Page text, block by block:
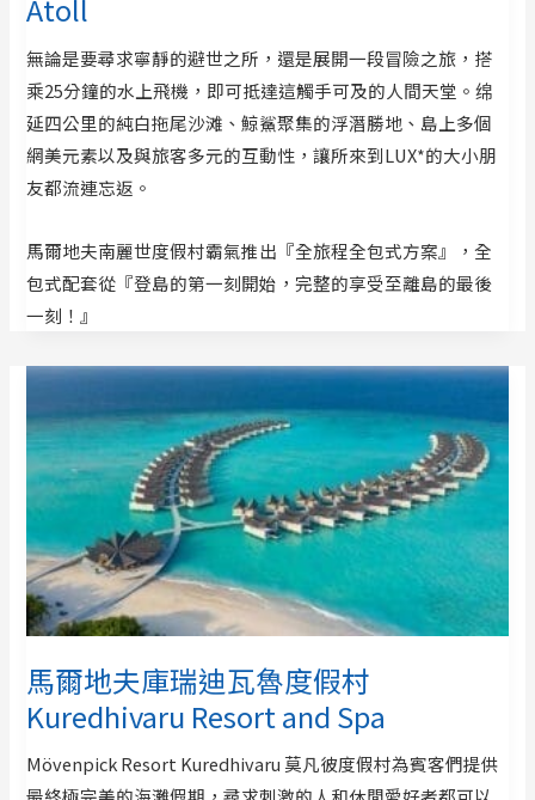
Atoll
無論是要尋求寧靜的避世之所，還是展開一段冒險之旅，搭
乘25分鐘的水上飛機，即可抵達這觸手可及的人間天堂。绵
延四公里的純白拖尾沙滩、鯨鯊聚集的浮潛勝地、島上多個
網美元素以及與旅客多元的互動性，讓所來到LUX*的大小朋
友都流連忘返。
馬爾地夫南麗世度假村霸氣推出『全旅程全包式方案』，全
包式配套從『登島的第一刻開始，完整的享受至離島的最後
一刻！』
馬爾地夫庫瑞迪瓦魯度假村
Kuredhivaru Resort and Spa
Mövenpick Resort Kuredhivaru 莫凡彼度假村為賓客們提供